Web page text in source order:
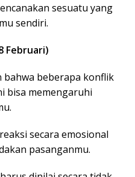
sesuatu yang
sendiri.
Februari)
bahwa beberapa konflik
bisa memengaruhi
secara emosional
pasanganmu.